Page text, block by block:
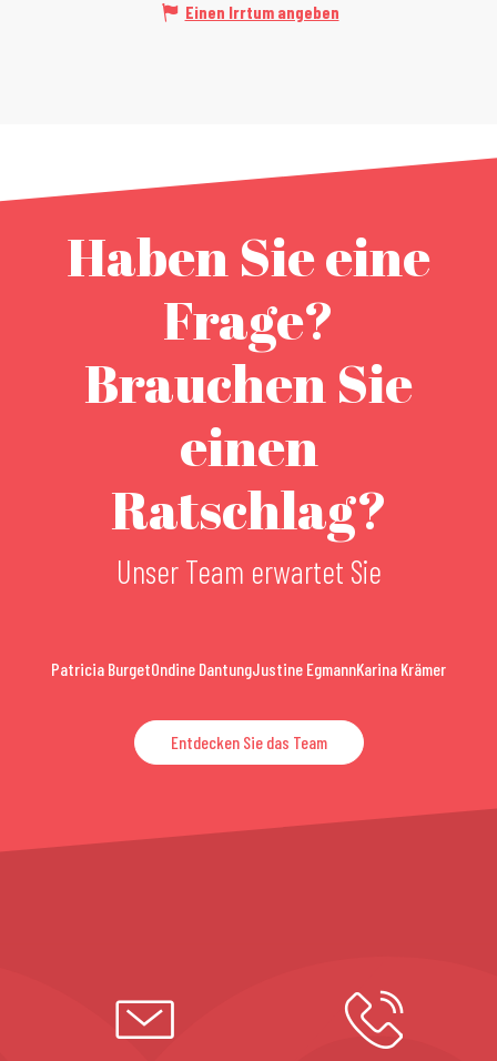
Einen Irrtum angeben
Haben Sie eine
Frage?
Brauchen Sie
einen
Ratschlag?
Unser Team erwartet Sie
Patricia BurgetOndine DantungJustine EgmannKarina Krämer
Entdecken Sie das Team